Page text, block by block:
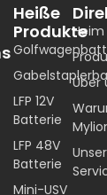
Heim
Über
Unser
Heiße
Produkte
LFP 12V
Batterie
LFP 48V
Batterie
Mini-USV